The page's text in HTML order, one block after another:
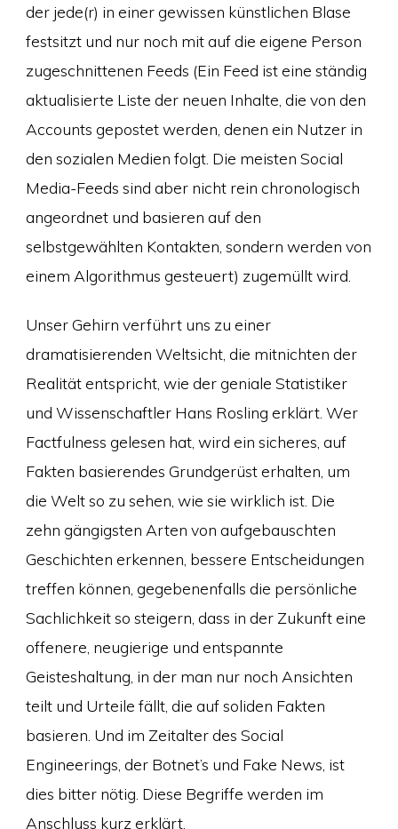
der jede(r) in einer gewissen künstlichen Blase
festsitzt und nur noch mit auf die eigene Person
zugeschnittenen Feeds (Ein Feed ist eine ständig
aktualisierte Liste der neuen Inhalte, die von den
Accounts gepostet werden, denen ein Nutzer in
den sozialen Medien folgt. Die meisten Social
Media-Feeds sind aber nicht rein chronologisch
angeordnet und basieren auf den
selbstgewählten Kontakten, sondern werden von
einem Algorithmus gesteuert) zugemüllt wird.
Unser Gehirn verführt uns zu einer
dramatisierenden Weltsicht, die mitnichten der
Realität entspricht, wie der geniale Statistiker
und Wissenschaftler Hans Rosling erklärt. Wer
Factfulness gelesen hat, wird ein sicheres, auf
Fakten basierendes Grundgerüst erhalten, um
die Welt so zu sehen, wie sie wirklich ist. Die
zehn gängigsten Arten von aufgebauschten
Geschichten erkennen, bessere Entscheidungen
treffen können, gegebenenfalls die persönliche
Sachlichkeit so steigern, dass in der Zukunft eine
offenere, neugierige und entspannte
Geisteshaltung, in der man nur noch Ansichten
teilt und Urteile fällt, die auf soliden Fakten
basieren. Und im Zeitalter des Social
Engineerings, der Botnet’s und Fake News, ist
dies bitter nötig. Diese Begriffe werden im
Anschluss kurz erklärt.